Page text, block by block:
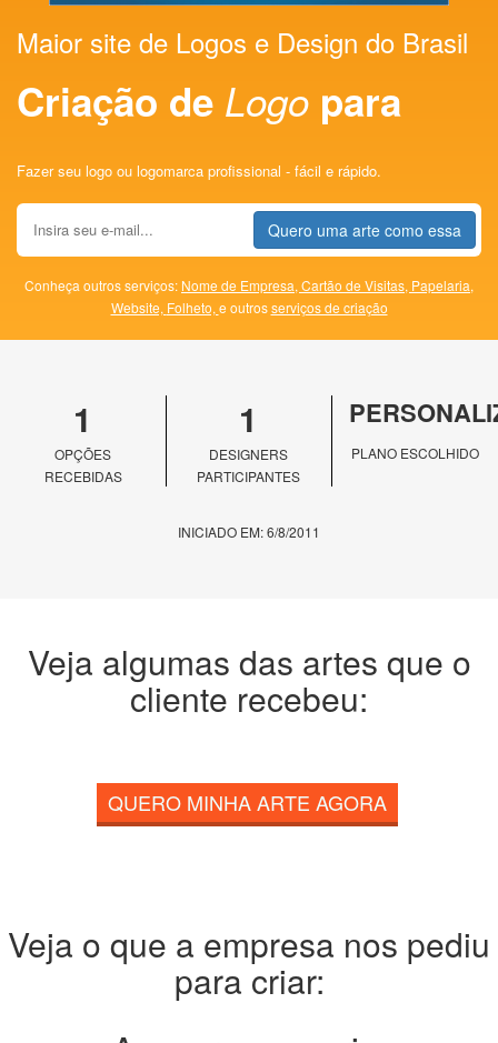
Maior site de Logos e Design do Brasil
Criação de Logo para
Fazer seu logo ou logomarca profissional - fácil e rápido.
Quero uma arte como essa
Conheça outros serviços: Nome de Empresa, Cartão de Visitas, Papelaria,
Website, Folheto, e outrosserviços de criação
1
OPÇÕES
RECEBIDAS
1
DESIGNERS
PARTICIPANTES
PLANO ESCOLHIDO
INICIADO EM: 6/8/2011
Veja algumas das artes que o
cliente recebeu:
QUERO MINHA ARTE AGORA
Veja o que a empresa nos pediu
para criar: